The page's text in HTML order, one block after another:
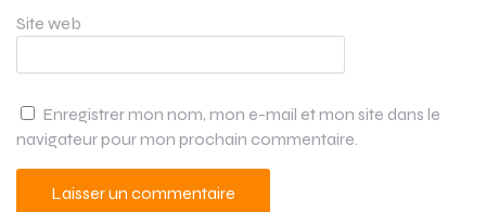
Site web
Enregistrer mon nom, mon e-mail et mon site dans le
navigateur pour mon prochain commentaire.